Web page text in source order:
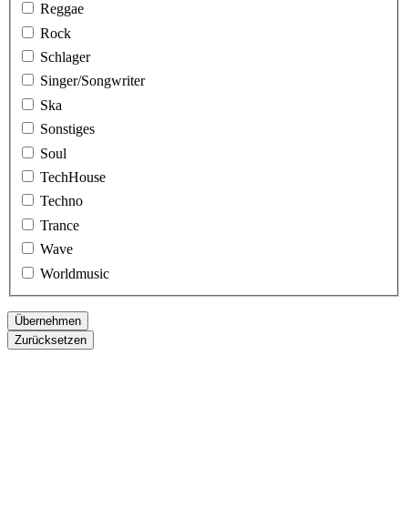
Reggae
Rock
Schlager
Singer/Songwriter
Ska
Sonstiges
Soul
TechHouse
Techno
Trance
Wave
Worldmusic